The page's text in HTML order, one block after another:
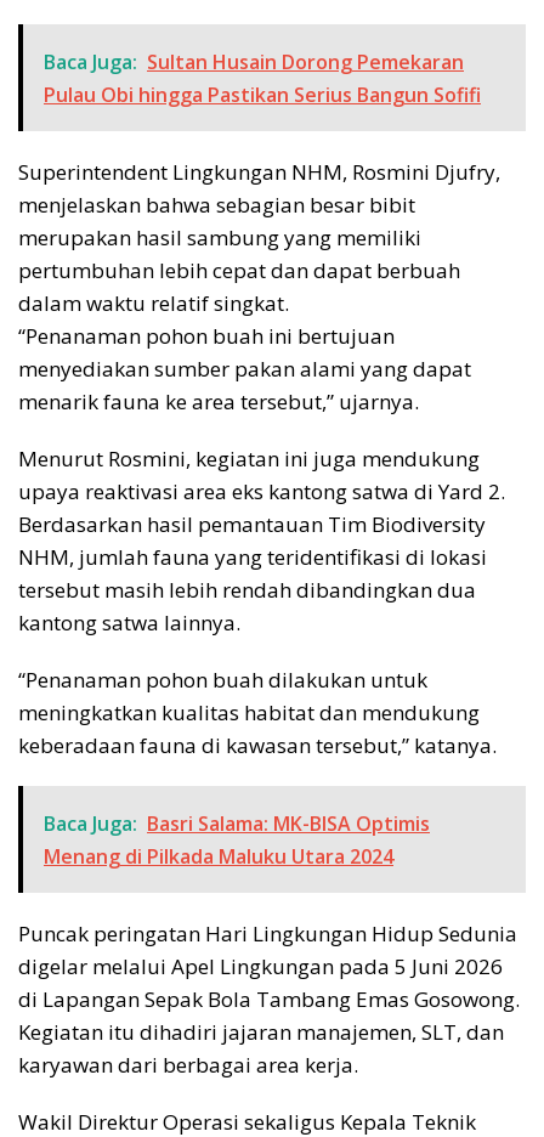
Baca Juga: Sultan Husain Dorong Pemekaran
Pulau Obi hingga Pastikan Serius Bangun Sofifi
Superintendent Lingkungan NHM, Rosmini Djufry,
menjelaskan bahwa sebagian besar bibit
merupakan hasil sambung yang memiliki
pertumbuhan lebih cepat dan dapat berbuah
dalam waktu relatif singkat.
“Penanaman pohon buah ini bertujuan
menyediakan sumber pakan alami yang dapat
menarik fauna ke area tersebut,” ujarnya.
Menurut Rosmini, kegiatan ini juga mendukung
upaya reaktivasi area eks kantong satwa di Yard 2.
Berdasarkan hasil pemantauan Tim Biodiversity
NHM, jumlah fauna yang teridentifikasi di lokasi
tersebut masih lebih rendah dibandingkan dua
kantong satwa lainnya.
“Penanaman pohon buah dilakukan untuk
meningkatkan kualitas habitat dan mendukung
keberadaan fauna di kawasan tersebut,” katanya.
Baca Juga: Basri Salama: MK-BISA Optimis
Menang di Pilkada Maluku Utara 2024
Puncak peringatan Hari Lingkungan Hidup Sedunia
digelar melalui Apel Lingkungan pada 5 Juni 2026
di Lapangan Sepak Bola Tambang Emas Gosowong.
Kegiatan itu dihadiri jajaran manajemen, SLT, dan
karyawan dari berbagai area kerja.
Wakil Direktur Operasi sekaligus Kepala Teknik